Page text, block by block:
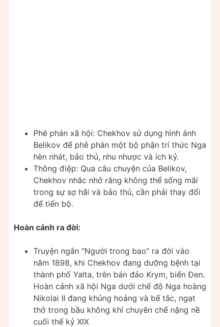
Phê phán xã hội: Chekhov sử dụng hình ảnh
Belikov để phê phán một bộ phận trí thức Nga
hèn nhát, bảo thủ, nhu nhược và ích kỷ.
Thông điệp: Qua câu chuyện của Belikov,
Chekhov nhắc nhở rằng không thể sống mãi
trong sự sợ hãi và bảo thủ, cần phải thay đổi
để tiến bộ.
Hoàn cảnh ra đời:
Truyện ngắn “Người trong bao” ra đời vào
năm 1898, khi Chekhov đang dưỡng bệnh tại
thành phố Yalta, trên bán đảo Krym, biển Đen.
Hoàn cảnh xã hội Nga dưới chế độ Nga hoàng
Nikolai II đang khủng hoảng và bế tắc, ngạt
thở trong bầu không khí chuyên chế nặng nề
cuối thế kỷ XIX